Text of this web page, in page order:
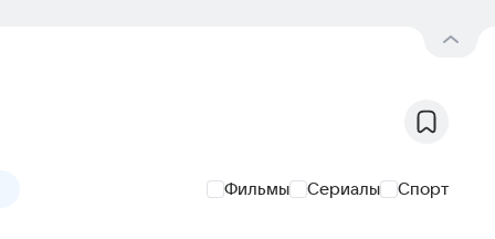
Фильмы Сериалы Спорт